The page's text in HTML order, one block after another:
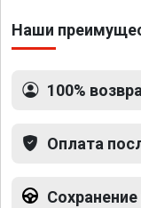
Наши
100%
Оплата
Сохранение